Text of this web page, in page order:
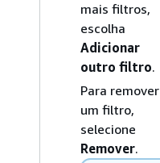
mais filtros,
escolha
Adicionar
outro filtro.
Para remover
um filtro,
selecione
Remover.